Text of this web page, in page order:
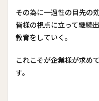
その為に一過性の目先の
皆様の視点に立って継続
教育をしていく。
これこそが企業様が求め
す。